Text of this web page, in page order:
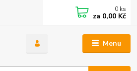
Menu
0 ks
za 0,00 Kč